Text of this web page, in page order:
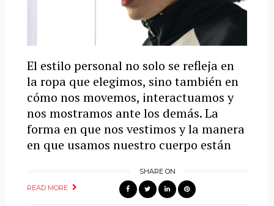
El estilo personal no solo se refleja en
la ropa que elegimos, sino también en
cómo nos movemos, interactuamos y
nos mostramos ante los demás. La
forma en que nos vestimos y la manera
en que usamos nuestro cuerpo están
READ MORE
SHARE ON